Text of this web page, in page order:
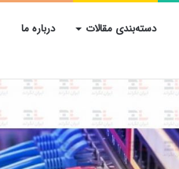
دسته‌بندی مقالات درباره ما